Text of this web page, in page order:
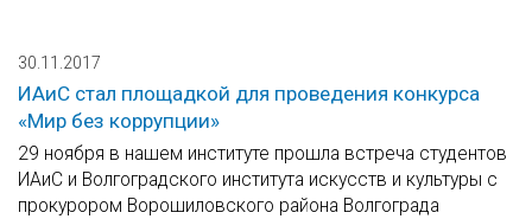
30.11.2017
ИАиС стал площадкой для проведения конкурса
«Мир без коррупции»
29 ноября в нашем институте прошла встреча студентов
ИАиС и Волгоградского института искусств и культуры с
прокурором Ворошиловского района Волгограда